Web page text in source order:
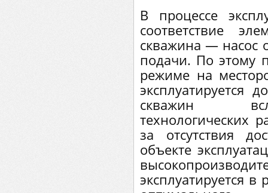
В процессе
соответствие
скважина — насос
подачи. По этому
режиме на
эксплуатируется
скважин
технологических
за отсутствия
объекте
эксплуатируется